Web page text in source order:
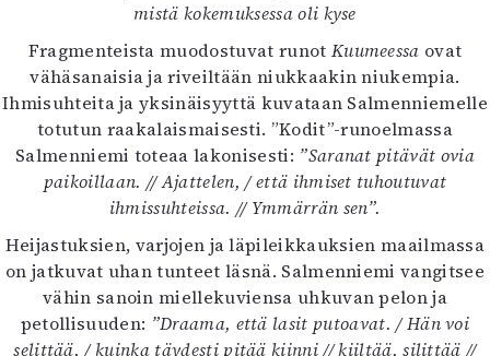
mistä kokemuksessa oli kyse
Fragmenteista muodostuvat runot Kuumeessa ovat
vähäsanaisia ja riveiltään niukkaakin niukempia.
Ihmisuhteita ja yksinäisyyttä kuvataan Salmenniemelle
totutun raakalaismaisesti. ”Kodit”-runoelmassa
Salmenniemi toteaa lakonisesti: ”Saranat pitävät ovia
paikoillaan. // Ajattelen, / että ihmiset tuhoutuvat
ihmissuhteissa. // Ymmärrän sen”.
Heijastuksien, varjojen ja läpileikkauksien maailmassa
on jatkuvat uhan tunteet läsnä. Salmenniemi vangitsee
vähin sanoin miellekuviensa uhkuvan pelon ja
petollisuuden: ”Draama, että lasit putoavat. / Hän voi
selittää, / kuinka täydesti pitää kiinni // kiiltää, silittää //